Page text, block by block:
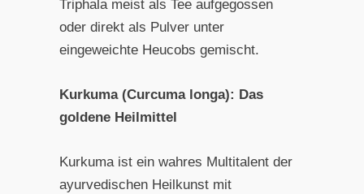
Triphala meist als Tee aufgegossen
oder direkt als Pulver unter
eingeweichte Heucobs gemischt.
Kurkuma (Curcuma longa): Das
goldene Heilmittel
Kurkuma ist ein wahres Multitalent der
ayurvedischen Heilkunst mit